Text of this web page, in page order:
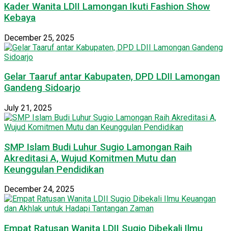
Kader Wanita LDII Lamongan Ikuti Fashion Show
Kebaya
December 25, 2025
Gelar Taaruf antar Kabupaten, DPD LDII Lamongan
Gandeng Sidoarjo
July 21, 2025
SMP Islam Budi Luhur Sugio Lamongan Raih
Akreditasi A, Wujud Komitmen Mutu dan
Keunggulan Pendidikan
December 24, 2025
Empat Ratusan Wanita LDII Sugio Dibekali Ilmu